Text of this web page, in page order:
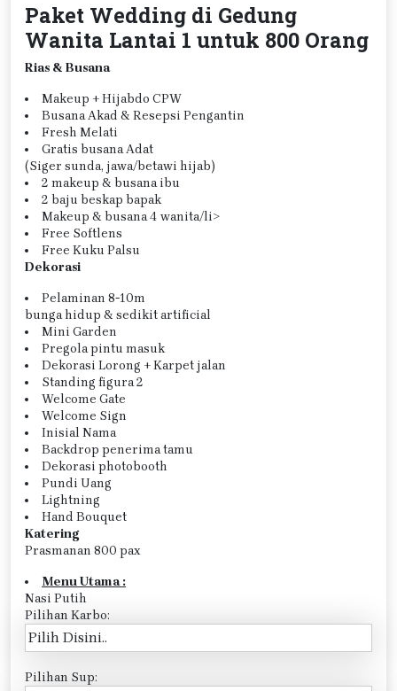
Paket Wedding di Gedung
Wanita Lantai 1 untuk 800 Orang
Rias & Busana
Makeup + Hijabdo CPW
Busana Akad & Resepsi Pengantin
Fresh Melati
Gratis busana Adat
(Siger sunda, jawa/betawi hijab)
2 makeup & busana ibu
2 baju beskap bapak
Makeup & busana 4 wanita/li>
Free Softlens
Free Kuku Palsu
Dekorasi
Pelaminan 8-10m
bunga hidup & sedikit artificial
Mini Garden
Pregola pintu masuk
Dekorasi Lorong + Karpet jalan
Standing figura 2
Welcome Gate
Welcome Sign
Inisial Nama
Backdrop penerima tamu
Dekorasi photobooth
Pundi Uang
Lightning
Hand Bouquet
Katering
Prasmanan 800 pax
Menu Utama :
Nasi Putih
Pilihan Karbo:
Pilihan Sup: